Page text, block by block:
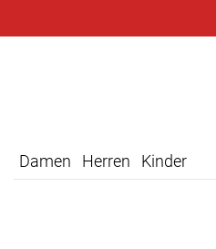
Damen Herren Kinder